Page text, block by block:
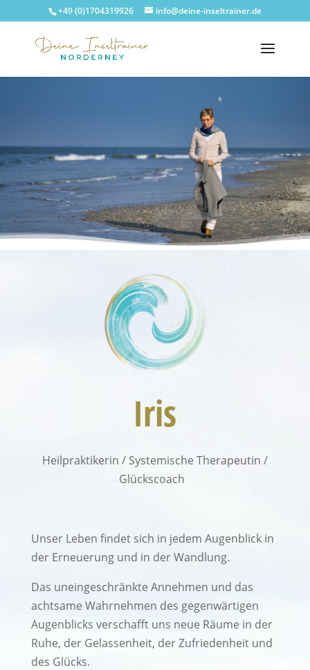
+49 (0)1704319926 info@deine-inseltrainer.de
Iris
Heilpraktikerin / Systemische Therapeutin /
Glückscoach
Unser Leben findet sich in jedem Augenblick in
der Erneuerung und in der Wandlung.
Das uneingeschränkte Annehmen und das
achtsame Wahrnehmen des gegenwärtigen
Augenblicks verschafft uns neue Räume in der
Ruhe, der Gelassenheit, der Zufriedenheit und
des Glücks.